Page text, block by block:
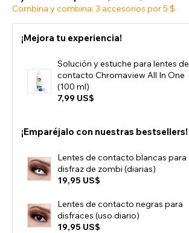
Combina y combina: 3 accesorios por 5 $
¡Mejora tu experiencia!
Solución y estuche para lentes de
contacto Chromaview All In One
(100 ml)
7,99 US$
¡Emparéjalo con nuestras bestsellers!
Lentes de contacto blancas para
disfraz de zombi (diarias)
19,95 US$
Lentes de contacto negras para
disfraces (uso diario)
19,95 US$